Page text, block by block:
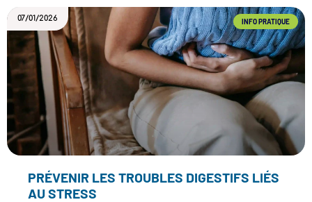
INFO PRATIQUE
PRÉVENIR LES TROUBLES DIGESTIFS LIÉS
AU STRESS
07/01/2026